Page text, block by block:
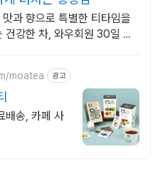
과 향으로 특별한 티타임을
건강한 차, 와우회원 30일 무
moatea 광고
배송, 카페 사